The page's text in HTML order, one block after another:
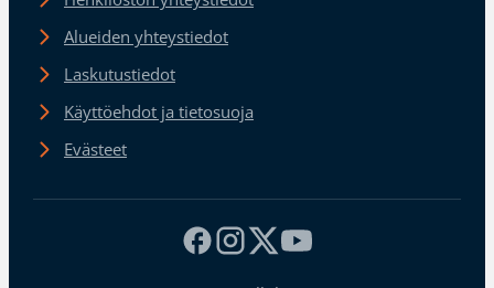
Alueiden yhteystiedot
Laskutustiedot
Käyttöehdot ja tietosuoja
Evästeet